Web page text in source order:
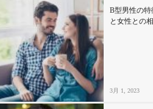
趣味・旅行
セックスライフ
不倫・だめ男
B型男性の特
と女性との
3月 1, 2023